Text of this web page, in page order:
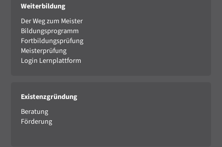
Weiterbildung
Der Weg zum Meister
Bildungsprogramm
Fortbildungsprüfung
Meisterprüfung
Login Lernplattform
Existenzgründung
Beratung
Förderung